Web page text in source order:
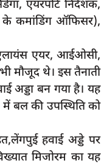
एयरपोर्ट निदेशक,
के कमांडिंग ऑफिसर),
एलायंस एयर, आईओसी,
मौजूद थे। इस तैनाती
अड्डा बन गया है। यह
में बल की उपस्थिति को
हवाई अड्डे पर
मिजोरम का यह